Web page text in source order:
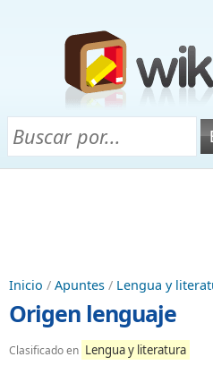
Inicio / Apuntes / Lengua y
Origen lenguaje
Clasificado en Lengua y literatura